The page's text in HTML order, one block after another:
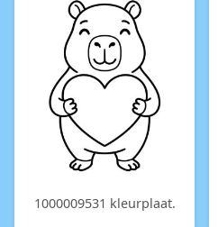
1000009531 kleurplaat.